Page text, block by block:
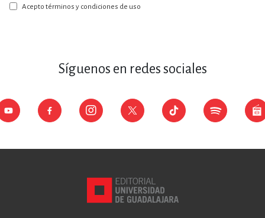
boletín:
Acepto términos y condiciones de uso
Síguenos en redes sociales